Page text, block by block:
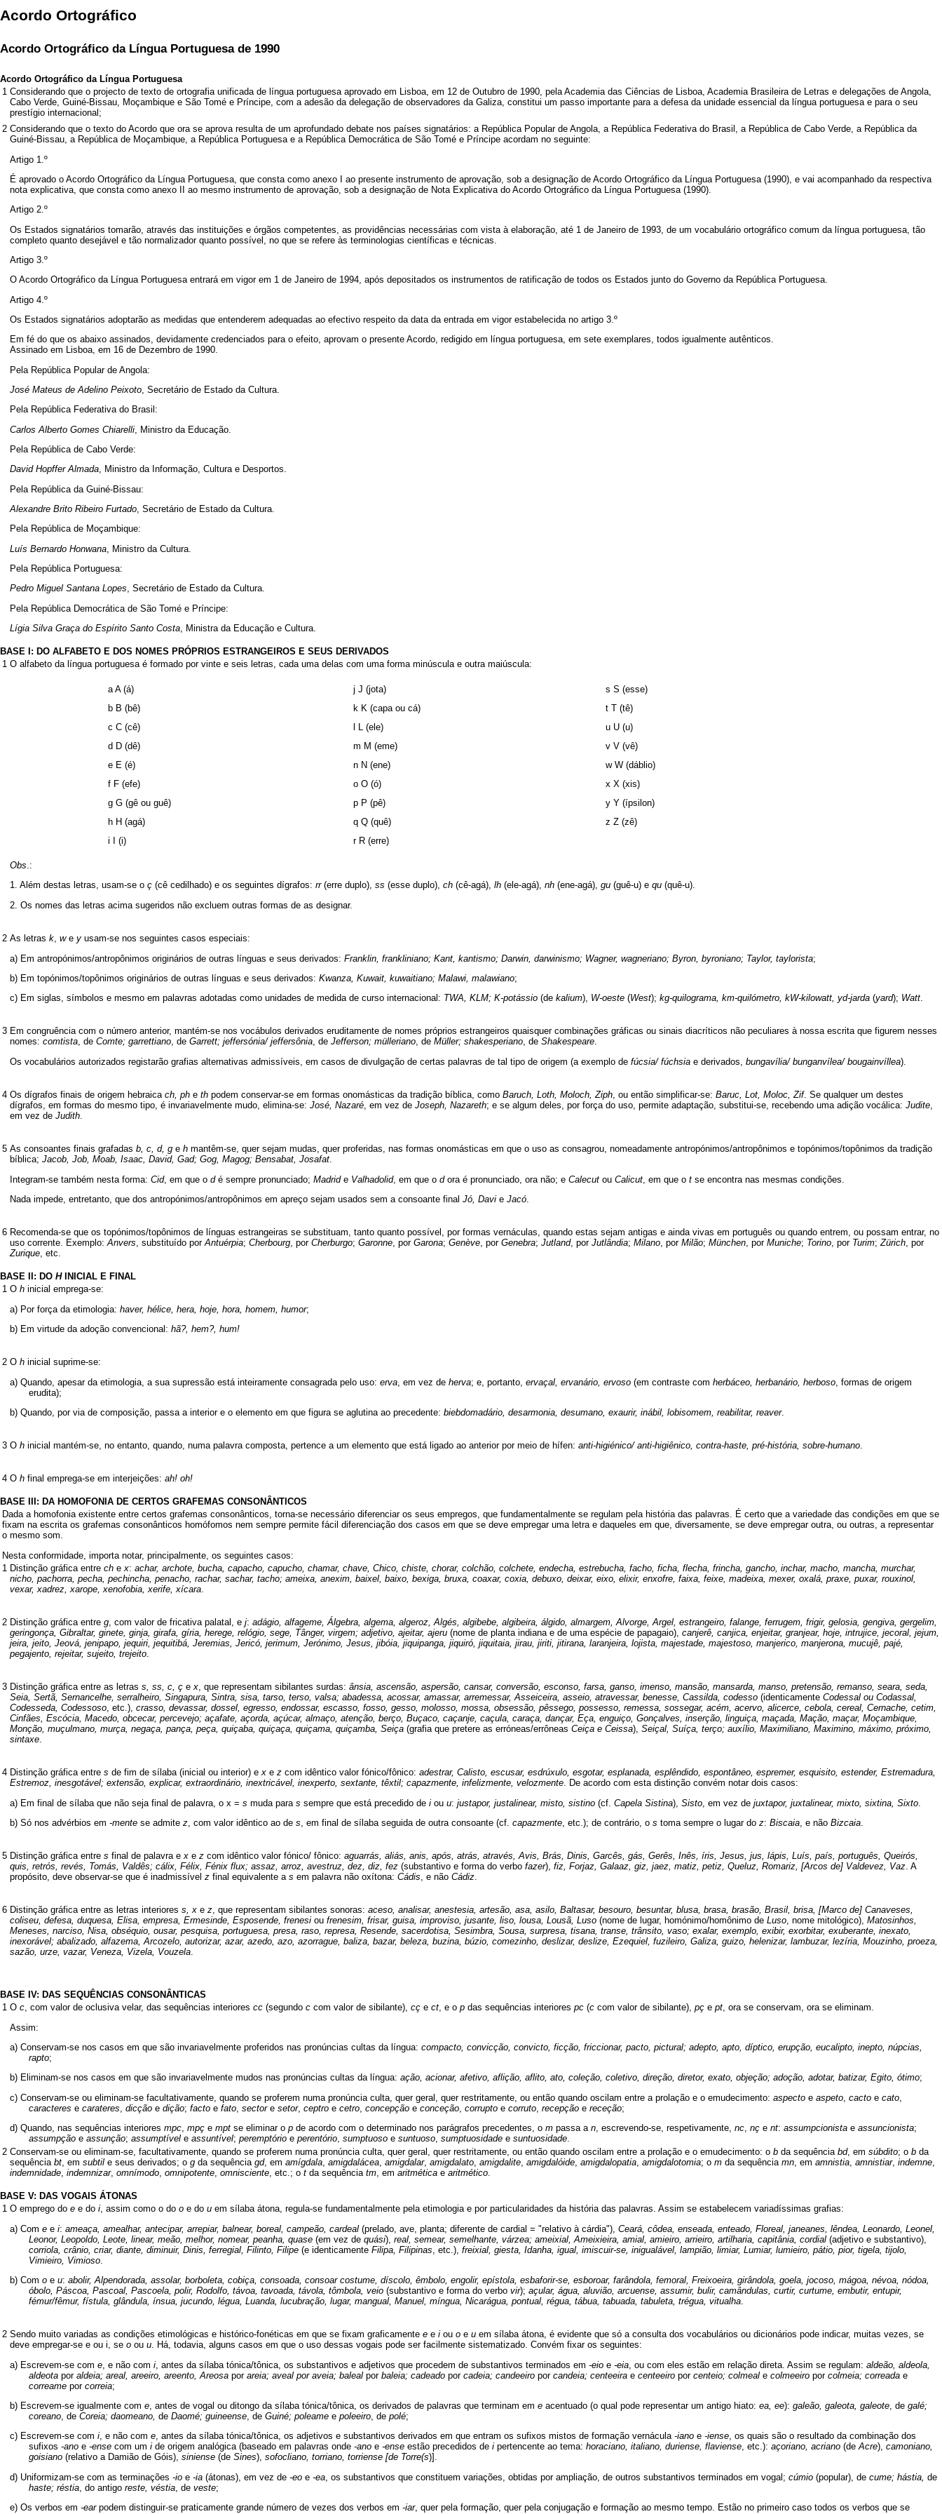
Acordo Ortográfico
Acordo Ortográfico da Língua Portuguesa de 1990
Acordo Ortográfico da Língua Portuguesa
1 Considerando que o projecto de texto de ortografia unificada de língua portuguesa aprovado em Lisboa, em 12 de Outubro de 1990, pela Academia das Ciências de Lisboa, Academia Brasileira de Letras e delegações de Angola,
Cabo Verde, Guiné-Bissau, Moçambique e São Tomé e Príncipe, com a adesão da delegação de observadores da Galiza, constitui um passo importante para a defesa da unidade essencial da língua portuguesa e para o seu
prestígio internacional;
2 Considerando que o texto do Acordo que ora se aprova resulta de um aprofundado debate nos países signatários: a República Popular de Angola, a República Federativa do Brasil, a República de Cabo Verde, a República da
Guiné-Bissau, a República de Moçambique, a República Portuguesa e a República Democrática de São Tomé e Príncipe acordam no seguinte:
Artigo 1.º
É aprovado o Acordo Ortográfico da Língua Portuguesa, que consta como anexo I ao presente instrumento de aprovação, sob a designação de Acordo Ortográfico da Língua Portuguesa (1990), e vai acompanhado da respectiva
nota explicativa, que consta como anexo II ao mesmo instrumento de aprovação, sob a designação de Nota Explicativa do Acordo Ortográfico da Língua Portuguesa (1990).
Artigo 2.º
Os Estados signatários tomarão, através das instituições e órgãos competentes, as providências necessárias com vista à elaboração, até 1 de Janeiro de 1993, de um vocabulário ortográfico comum da língua portuguesa, tão
completo quanto desejável e tão normalizador quanto possível, no que se refere às terminologias científicas e técnicas.
Artigo 3.º
O Acordo Ortográfico da Língua Portuguesa entrará em vigor em 1 de Janeiro de 1994, após depositados os instrumentos de ratificação de todos os Estados junto do Governo da República Portuguesa.
Artigo 4.º
Os Estados signatários adoptarão as medidas que entenderem adequadas ao efectivo respeito da data da entrada em vigor estabelecida no artigo 3.º
Em fé do que os abaixo assinados, devidamente credenciados para o efeito, aprovam o presente Acordo, redigido em língua portuguesa, em sete exemplares, todos igualmente autênticos.
Assinado em Lisboa, em 16 de Dezembro de 1990.
Pela República Popular de Angola:
José Mateus de Adelino Peixoto , Secretário de Estado da Cultura.
Pela República Federativa do Brasil:
Carlos Alberto Gomes Chiarelli , Ministro da Educação.
Pela República de Cabo Verde:
David Hopffer Almada, Ministro da Informação, Cultura e Desportos.
Pela República da Guiné-Bissau:
Alexandre Brito Ribeiro Furtado , Secretário de Estado da Cultura.
Pela República de Moçambique:
Luís Bernardo Honwana , Ministro da Cultura.
Pela República Portuguesa:
Pedro Miguel Santana Lopes, Secretário de Estado da Cultura.
Pela República Democrática de São Tomé e Príncipe:
Lígia Silva Graça do Espírito Santo Costa , Ministra da Educação e Cultura.
BASE I: DO ALFABETO E DOS NOMES PRÓPRIOS ESTRANGEIROS E SEUS DERIVADOS
1 O alfabeto da língua portuguesa é formado por vinte e seis letras, cada uma delas com uma forma minúscula e outra maiúscula:
a A (á) j J (jota)
s S (esse)
b B (bê)
k K (capa ou cá)
t T (tê)
c C (cê)
l L (ele)
u U (u)
d D (dê)
m M (eme)
v V (vê)
e E (é)
n N (ene)
w W (dáblio)
f F (efe)
o O (ó)
x X (xis)
g G (gê ou guê)
p P (pê)
y Y (ípsilon)
h H (agá)
q Q (quê)
z Z (zê)
i I (i)
r R (erre)
Obs.:
1. Além destas letras, usam-se o ç (cê cedilhado) e os seguintes dígrafos: rr(erre duplo), ss (esse duplo), ch (cê-agá), lh (ele-agá), nh (ene-agá), gu (guê-u) e qu (quê-u).
2. Os nomes das letras acima sugeridos não excluem outras formas de as designar.
2 As letras k, we y usam-se nos seguintes casos especiais:
a) Em antropónimos/antropônimos originários de outras línguas e seus deriva­dos: Franklin, frankliniano; Kant, kantismo; Darwin, darwinismo; Wagner, wagneriano; Byron, byroniano; Taylor, taylorista;
b) Em topónimos/topônimos originários de outras línguas e seus derivados: Kwanza, Kuwait, kuwaitiano; Malawi, malawiano;
c) Em siglas, símbolos e mesmo em palavras adotadas como unidades de medida de curso internacional: TWA, KLM; K-potássio (de kalium), W-oeste (West); kg-quilograma, km-quilómetro, kW-kilowatt, yd-jarda (yard); Watt.
3 Em congruência com o número anterior, mantém-se nos vocábulos derivados eruditamente de nomes próprios estrangeiros quaisquer combinações gráficas ou sinais diacríticos não peculiares à nossa escrita que figurem nesses
nomes: comtista, de Comte; garrettiano, de Garrett; jeffersónia/ jeffersônia, de Jefferson; mülleriano, de Müller; shakesperiano, de Shakespeare.
Os vocabulários autorizados registarão grafias alternativas admissíveis, em casos de divulgação de certas palavras de tal tipo de origem (a exemplo de fúcsia/ fúchsia e derivados, bungavília/ bunganvílea/ bougainvíllea).
4 Os dígrafos finais de origem hebraica ch, ph e th podem conservar-se em formas onomásticas da tradição bíblica, como Baruch, Loth, Moloch, Ziph, ou então simplificar-se: Baruc, Lot, Moloc, Zif. Se qualquer um destes
dígrafos, em formas do mesmo tipo, é invariavelmente mudo, elimina-se: José, Nazaré, em vez de Joseph, Nazareth; e se algum deles, por força do uso, permite adaptação, substitui-se, recebendo uma adição vocálica: Judite,
em vez de Judith.
5 As consoantes finais grafadas b, c, d, g e h mantêm-se, quer sejam mudas, quer proferidas, nas formas onomásticas em que o uso as consagrou, nomeada­mente antropónimos/antropônimos e topónimos/topônimos da tradição
bíblica; Jacob, Job, Moab, Isaac, David, Gad; Gog, Magog; Bensabat, Josafat.
Integram-se também nesta forma: Cid, em que o dé sempre pronunciado; Madride Valhadolid, em que o dora é pronunciado, ora não; e Calecut ou Calicut , em que o t se encontra nas mesmas condições.
Nada impede, entretanto, que dos antropónimos/antropônimos em apreço sejam usados sem a consoante final Jó, Davi e Jacó.
6 Recomenda-se que os topónimos/topônimos de línguas estrangeiras se substituam, tanto quanto possível, por formas vernáculas, quando estas sejam antigas e ainda vivas em português ou quando entrem, ou possam entrar, no
uso corrente. Exemplo:Anvers, substituído porAntuérpia; Cherbourg, por Cherburgo; Garonne, por Garona; Genève, por Genebra; Jutland, por Jutlândia; Milano, por Milão; München, por Muniche; Torino, por Turim;Zürich, por
Zurique, etc.
BASE II: DO HINICIAL E FINAL
1 O h inicial emprega-se:
a) Por força da etimologia: haver, hélice, hera, hoje, hora, homem, humor;
b) Em virtude da adoção convencional: hã?, hem?, hum!
2 O h inicial suprime-se:
a) Quando, apesar da etimologia, a sua supressão está inteiramente consagrada pelo uso: erva , em vez de herva; e, portanto, ervaçal, ervanário, ervoso (em contraste com herbáceo, herbanário, herboso , formas de origem
erudita);
b) Quando, por via de composição, passa a interior e o elemento em que figura se aglutina ao precedente: biebdomadário, desarmonia, desumano, exaurir, inábil, lobisomem, reabilitar, reaver.
3 O h inicial mantém-se, no entanto, quando, numa palavra composta, pertence a um elemento que está ligado ao anterior por meio de hífen: anti-higiénico/ anti-higiênico, contra-haste, pré-história, sobre-humano.
4 O h final emprega-se em interjeições: ah! oh!
BASE III: DA HOMOFONIA DE CERTOS GRAFEMAS CONSONÂNTICOS
Dada a homofonia existente entre certos grafemas consonânticos, torna-se necessário diferenciar os seus empregos, que fundamentalmente se regulam pela história das palavras. É certo que a variedade das condições em que se
fixam na escrita os grafemas consonânticos homófomos nem sempre permite fácil diferenciação dos casos em que se deve empregar uma letra e daqueles em que, diversamente, se deve empregar outra, ou outras, a representar
o mesmo som.
Nesta conformidade, importa notar, principalmente, os seguintes casos:
1 Distinção gráfica entre ch ex: achar, archote, bucha, capacho, capucho, chamar, chave, Chico, chiste, chorar, colchão, colchete, endecha, estrebucha, facho, ficha, flecha, frincha, gancho, inchar, macho, mancha, murchar,
nicho, pachorra, pecha, pechincha, penacho, rachar, sachar, tacho; ameixa, anexim, baixel, baixo, bexiga, bruxa, coaxar, coxia, debuxo, deixar, eixo, elixir, enxofre, faixa, feixe, madeixa, mexer, oxalá, praxe, puxar, rouxinol,
vexar, xadrez, xarope, xenofobia, xerife, xícara.
2 Distinção gráfica entre g, com valor de fricativa palatal, e j: adágio, alfageme, Álgebra, algema, algeroz, Algés, algibebe, algibeira, álgido, almargem, Alvorge, Argel, estrangeiro, falange, ferrugem, frigir, gelosia, gengiva, gergelim,
geringonça, Gibraltar, ginete, ginja, girafa, gíria, herege, relógio, sege, Tânger, virgem; adjetivo, ajeitar, ajeru (nome de planta indiana e de uma espécie de papagaio), canjerê, canjica, enjeitar, granjear, hoje, intrujice, jecoral, jejum,
jeira, jeito, Jeová, jenipapo, jequiri, jequitibá, Jeremias, Jericó, jerimum, Jerónimo, Jesus, jibóia, jiquipanga, jiquiró, jiquitaia, jirau, jiriti, jitirana, laranjeira, lojista, majestade, majestoso, manjerico, manjerona, mucujê, pajé,
pegajento, rejeitar, sujeito, trejeito.
3 Distinção gráfica entre as letras s, ss, c, ç ex, que representam sibilantes surdas: ânsia, ascensão, aspersão, cansar, conversão, esconso, farsa, ganso, imenso, mansão, mansarda, manso, pretensão, remanso, seara, seda,
Seia, Sertã, Sernancelhe, serralheiro, Singapura, Sintra, sisa, tarso, terso, valsa; abadessa, acossar, amassar, arremessar, Asseiceira, asseio, atravessar, benesse, Cassilda, codesso (identicamente Codessal ou Codassal,
Codesseda, Codessoso, etc.), crasso, devassar, dossel, egresso, endossar, escasso, fosso, gesso, molosso, mossa, obsessão, pêssego, possesso, remessa, sossegar, acém, acervo, alicerce, cebola, cereal, Cernache, cetim,
Cinfães, Escócia, Macedo, obcecar, percevejo; açafate, açorda, açúcar, almaço, atenção, berço, Buçaco, caçanje, caçula, caraça, dan­çar, Eça, enguiço, Gonçalves, inserção, linguiça, maçada, Mação, maçar, Moçambique,
Monção, muçulmano, murça, negaça, pança, peça, quiçaba, quiçaça, quiçama, quiçamba, Seiça (grafia que pretere as erróneas/errôneas Ceiça e Ceissa), Seiçal, Suíça, terço; auxílio, Maximiliano, Maximino, máximo, próximo,
sintaxe.
4 Distinção gráfica entre s de fim de sílaba (inicial ou interior) ex e z com idêntico valor fónico/fônico: adestrar, Calisto, escusar, esdrúxulo, esgotar, esplanada, esplêndido, espontâneo, espremer, esquisito, estender, Estremadura,
Estremoz, inesgotável; extensão, explicar, extraordinário, inextricável, inexperto, sextante, têxtil; capazmente, infelizmente, velozmente. De acordo com esta distinção convém notar dois casos:
a) Em final de sílaba que não seja final de palavra, o x = s muda para s sempre que está precedido de i ou u: justapor, justalinear, misto, sistino (cf. Capela Sistina), Sisto , em vez de juxtapor, juxtalinear, mixto, sixtina, Sixto
b) Só nos advérbios em -mente se admite z, com valor idêntico ao de s, em final de sílaba seguida de outra consoante (cf. capazmente, etc.); de contrário, o s toma sempre o lugar do z: Biscaia, e não Bizcaia.
5 Distinção gráfica entre s final de palavra ex e z com idêntico valor fónico/ fônico: aguarrás, aliás, anis, após, atrás, através, Avis, Brás, Dinis, Garcês, gás, Gerês, Inês, íris, Jesus, jus, lápis, Luís, país, português, Queirós,
quis, retrós, revés, Tomás, Valdês; cálix, Félix, Fénix flux; assaz, arroz, avestruz, dez, diz, fez (substantivo e forma do verbo fazer), fiz, Forjaz, Galaaz, giz, jaez, matiz, petiz, Queluz, Romariz, [Arcos de] Valdevez, Vaz. A
propósito, deve observar-se que é inadmissível z final equivalente a s em palavra não oxítona: Cádis, e não Cádiz.
6 Distinção gráfica entre as letras interiores s, x e z, que representam sibilantes sonoras: aceso, analisar, anestesia, artesão, asa, asilo, Baltasar, besouro, besun­tar, blusa, brasa, brasão, Brasil, brisa, [Marco de] Canaveses,
coliseu, defesa, duquesa, Elisa, empresa, Ermesinde, Esposende, frenesi ou frenesim, frisar, guisa, improviso, jusante, liso, lousa, Lousã, Luso (nome de lugar, homónimo/ho­mônimo de Luso, nome mitológico), Matosinhos,
Meneses, narciso, Nisa, obséquio, ousar, pesquisa, portuguesa, presa, raso, represa, Resende, sacerdotisa, Sesimbra, Sousa, surpresa, tisana, transe, trânsito, vaso; exalar, exemplo, exibir, exorbitar, exuberante, inexato,
inexorável; abalizado, alfazema, Arcozelo, autorizar, azar, azedo, azo, azorrague, baliza, bazar, beleza, buzina, búzio, comezinho, deslizar, deslize, Ezequiel, fuzileiro, Galiza, guizo, helenizar, lambuzar, lezíria, Mouzinho, proeza,
sazão, urze, vazar, Veneza, Vizela, Vouzela.
BASE IV: DAS SEQUÊNCIAS CONSONÂNTICAS
1 O c, com valor de oclusiva velar, das sequências interiores cc (segundo c com valor de sibilante), cç e ct, e o p das sequências interiores pc (c com valor de sibilante), pç e pt, ora se conservam, ora se eliminam.
Assim:
a) Conservam-se nos casos em que são invariavelmente proferidos nas pronúncias cultas da língua: compacto, convicção, convicto, ficção, friccionar, pacto, pictural; adepto, apto, díptico, erupção, eucalipto, inepto, núpcias,
rapto;
b) Eliminam-se nos casos em que são invariavelmente mudos nas pronúncias cultas da língua: ação, acionar, afetivo, aflição, aflito, ato, coleção, coletivo, direção, diretor, exato, objeção; adoção, adotar, batizar, Egito, ótimo;
c) Conservam-se ou eliminam-se facultativamente, quando se proferem numa pronúncia culta, quer geral, quer restritamente, ou então quando oscilam entre a prolação e o emudecimento: aspecto e aspeto cacto e cato
caracteres e carateres dicção e dição; facto e fato sectore setor, ceptro e cetro concepção e conceção corrupto e corruto recepção e receção;
d) Quando, nas sequências interiores mpc, mpç e mpt se eliminar o p de acordo com o determinado nos parágrafos precedentes, o m passa a n, escrevendo-se, respetivamente, nc, nç e nt: assumpcionista e assuncionista;
assumpção e assunção; assumptível e assuntível; peremptório e perentório, sumptuoso e suntuoso, sumptuosidade e suntuosidade.
2 Conservam-se ou eliminam-se, facultativamente, quando se proferem numa pronúncia culta, quer geral, quer restritamente, ou então quando oscilam entre a prolação e o emudecimento: o b da sequência bd, em súbdito; o b da
sequência bt, em subtil e seus derivados; o g da sequência gd, em amígdala, amigdalácea, amigdalar, amigdalato, amigdalite, amigdalóide, amigdalopatia, amigdalotomia; o m da sequência mn, em amnistia, amnistiar, indemne,
indemnidade, indemnizar, omnímodo, omnipotente, omnisciente, etc.; o t da sequência tm, em aritmética e aritmético.
BASE V: DAS VOGAIS ÁTONAS
1 O emprego do e e do i, assim como o do o e do u em sílaba átona, regula-se fundamentalmente pela etimologia e por particularidades da história das palavras. Assim se estabelecem variadíssimas grafias:
a) Com e e i: ameaça, amealhar, antecipar, arrepiar, balnear, boreal, campeão, cardeal (prelado, ave, planta; diferente de cardial = "relativo à cárdia"), Ceará, côdea, enseada, enteado, Floreal, janeanes, lêndea, Leonardo, Leonel,
Leonor, Leopoldo, Leote, linear, meão, melhor, nomear, peanha, quase (em vez de quási), real, semear, semelhante, várzea; ameixial, Ameixieira, amial, amieiro, arrieiro, artilharia, capitânia, cordial (adjetivo e substantivo),
corriola, crânio, criar, diante, diminuir, Dinis, ferregial, Filinto, Filipe (e identicamente Filipa, Filipinas , etc.), freixial, giesta, Idanha, igual, imiscuir-se, inigualável, lampião, limiar, Lumiar, lumieiro, pátio, pior, tigela, tijolo,
Vimieiro, Vimioso
b) Com o e u: abolir, Alpendorada, assolar, borboleta, cobiça, consoada, consoar costume, díscolo, êmbolo, engolir, epístola, esbaforir-se, esboroar, farândola, femoral, Freixoeira, girândola, goela, jocoso, mágoa, névoa, nódoa,
óbolo, Páscoa, Pascoal, Pascoela, polir, Rodolfo, távoa, tavoada, távola, tômbola, veio (substantivo e forma do verbo vir); açular, água, aluvião, arcuense, assumir, bulir, camândulas, curtir, curtume, embutir, entupir,
fémur/fêmur, fístula, glândula, ínsua, jucundo, légua, Luanda, lucubração, lugar, mangual, Manuel, míngua, Nicarágua, pontual, régua, tábua, tabuada, tabuleta, trégua, vitualha.
2 Sendo muito variadas as condições etimológicas e histórico-fonéticas em que se fixam graficamente e e i ou o e u em sílaba átona, é evidente que só a consulta dos vocabulários ou dicionários pode indicar, muitas vezes, se
deve empregar-se e ou i, se o ou u. Há, todavia, alguns casos em que o uso dessas vogais pode ser facilmente sistematizado. Convém fixar os seguintes:
a) Escrevem-se com e , e não com i , antes da sílaba tónica/tônica, os substantivos e adjetivos que procedem de substantivos terminados em -eio e -eia , ou com eles estão em relação direta. Assim se regulam: aldeão, aldeola,
aldeota por aldeia; areal, areeiro, areento, Areosa por areia; aveal por aveia; baleal por baleia; cadeado por cadeia; candeeiro por candeia; centeeira e centeeiro por centeio; colmeal e colmeeiro por colmeia; correada e
correame por correia;
b) Escrevem-se igualmente com e, antes de vogal ou ditongo da sílaba tónica/tônica, os derivados de palavras que terminam em e acentuado (o qual pode representar um antigo hiato: ea, ee): galeão, galeota, galeote, de galé;
coreano, de Coreia; daomeano, de Daomé; guineense, de Guiné; poleame e poleeiro, de polé;
c) Escrevem-se com i, e não com e, antes da sílaba tónica/tônica, os adjetivos e substantivos derivados em que entram os sufixos mistos de formação vernácula -iano e -iense, os quais são o resultado da combinação dos
sufixos -ano e -ense com um i de origem analógica (baseado em palavras onde -ano e -ense estão precedidos de i pertencente ao tema: horaciano, italiano, duriense, flaviense, etc.): açoriano, acriano (deAcre), camoniano,
goisiano (relativo a Damião de Góis), siniense (de Sines), sofocliano, torriano, torriense [de Torre(s)].
d) Uniformizam-se com as terminações -io e -ia (átonas), em vez de -eo e -ea , os substantivos que constituem variações, obtidas por ampliação, de outros substantivos terminados em vogal; cúmio (popular), de cume; hástia, de
haste; réstia , do antigo reste, véstia , de veste;
e) Os verbos em -earpodem distinguir-se praticamente grande número de vezes dos verbos em -iar, quer pela formação, quer pela conjugação e formação ao mesmo tempo. Estão no primeiro caso todos os verbos que se